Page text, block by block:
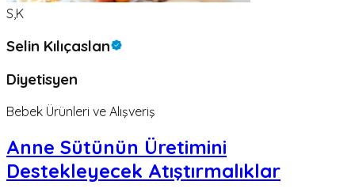
S,K
Selin Kılıçaslan
Diyetisyen
Bebek Ürünleri ve Alışveriş
Anne Sütünün Üretimini
Destekleyecek Atıştırmalıklar